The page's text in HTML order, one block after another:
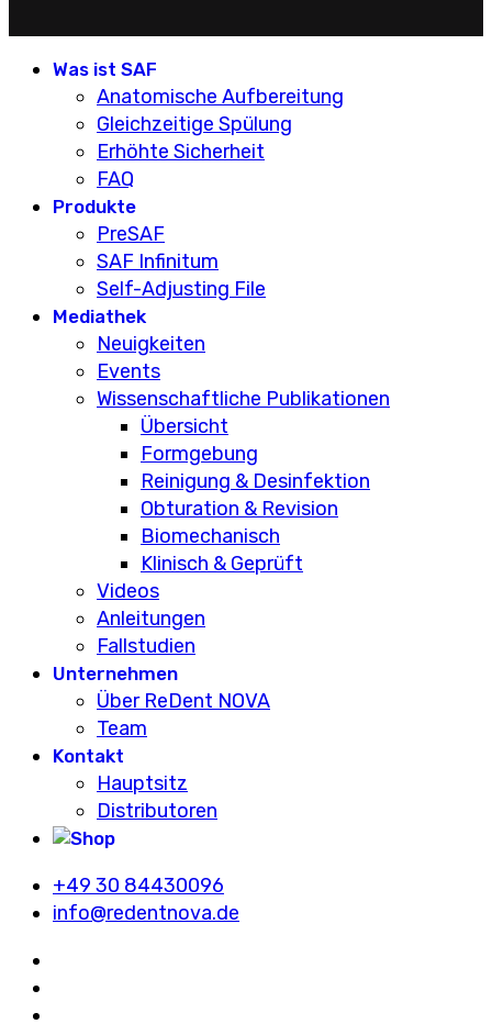
Was ist SAF
Anatomische Aufbereitung
Gleichzeitige Spülung
Erhöhte Sicherheit
FAQ
Produkte
PreSAF
SAF Infinitum
Self-Adjusting File
Mediathek
Neuigkeiten
Events
Wissenschaftliche Publikationen
Übersicht
Formgebung
Reinigung & Desinfektion
Obturation & Revision
Biomechanisch
Klinisch & Geprüft
Videos
Anleitungen
Fallstudien
Unternehmen
Über ReDent NOVA
Team
Kontakt
Hauptsitz
Distributoren
+49 30 84430096
info@redentnova.de